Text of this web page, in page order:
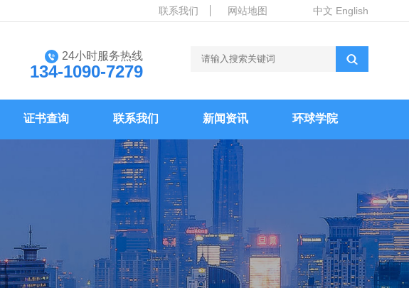
联系我们 网站地图 中文 English
24小时服务热线
134-1090-7279
证书查询 联系我们 新闻资讯 环球学院